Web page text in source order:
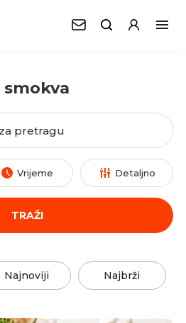
smokva
Vrijeme Detaljno
TRAŽI
Najnoviji Najbrži